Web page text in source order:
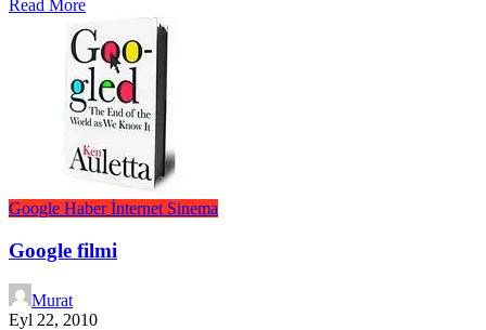
Read More
Google Haberİnternet Sinema
Google filmi
Murat
Eyl 22, 2010